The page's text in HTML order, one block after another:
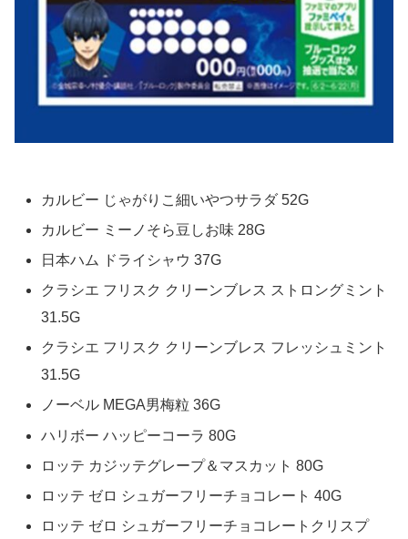
カルビー じゃがりこ細いやつサラダ 52G
カルビー ミーノそら豆しお味 28G
日本ハム ドライシャウ 37G
クラシエ フリスク クリーンブレス ストロングミント
31.5G
クラシエ フリスク クリーンブレス フレッシュミント
31.5G
ノーベル MEGA男梅粒 36G
ハリボー ハッピーコーラ 80G
ロッテ カジッテグレープ＆マスカット 80G
ロッテ ゼロ シュガーフリーチョコレート 40G
ロッテ ゼロ シュガーフリーチョコレートクリスプ